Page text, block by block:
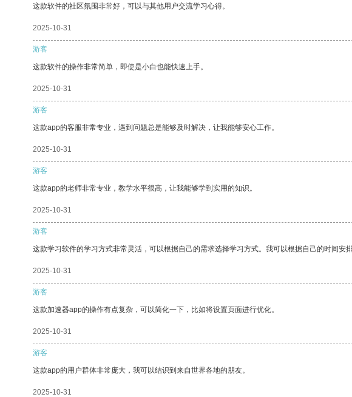
这款软件的社区氛围非常好，可以与其他用户交流学习心得。
2025-10-31
游客
这款软件的操作非常简单，即使是小白也能快速上手。
2025-10-31
游客
这款app的客服非常专业，遇到问题总是能够及时解决，让我能够安心工作。
2025-10-31
游客
这款app的老师非常专业，教学水平很高，让我能够学到实用的知识。
2025-10-31
游客
这款学习软件的学习方式非常灵活，可以根据自己的需求选择学习方式。我可以根据自己的时间安排
2025-10-31
游客
这款加速器app的操作有点复杂，可以简化一下，比如将设置页面进行优化。
2025-10-31
游客
这款app的用户群体非常庞大，我可以结识到来自世界各地的朋友。
2025-10-31